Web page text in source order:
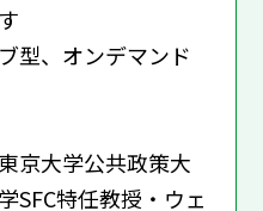
型、オンデマンド
京大学公共政策大
SFC特任教授・ウェ